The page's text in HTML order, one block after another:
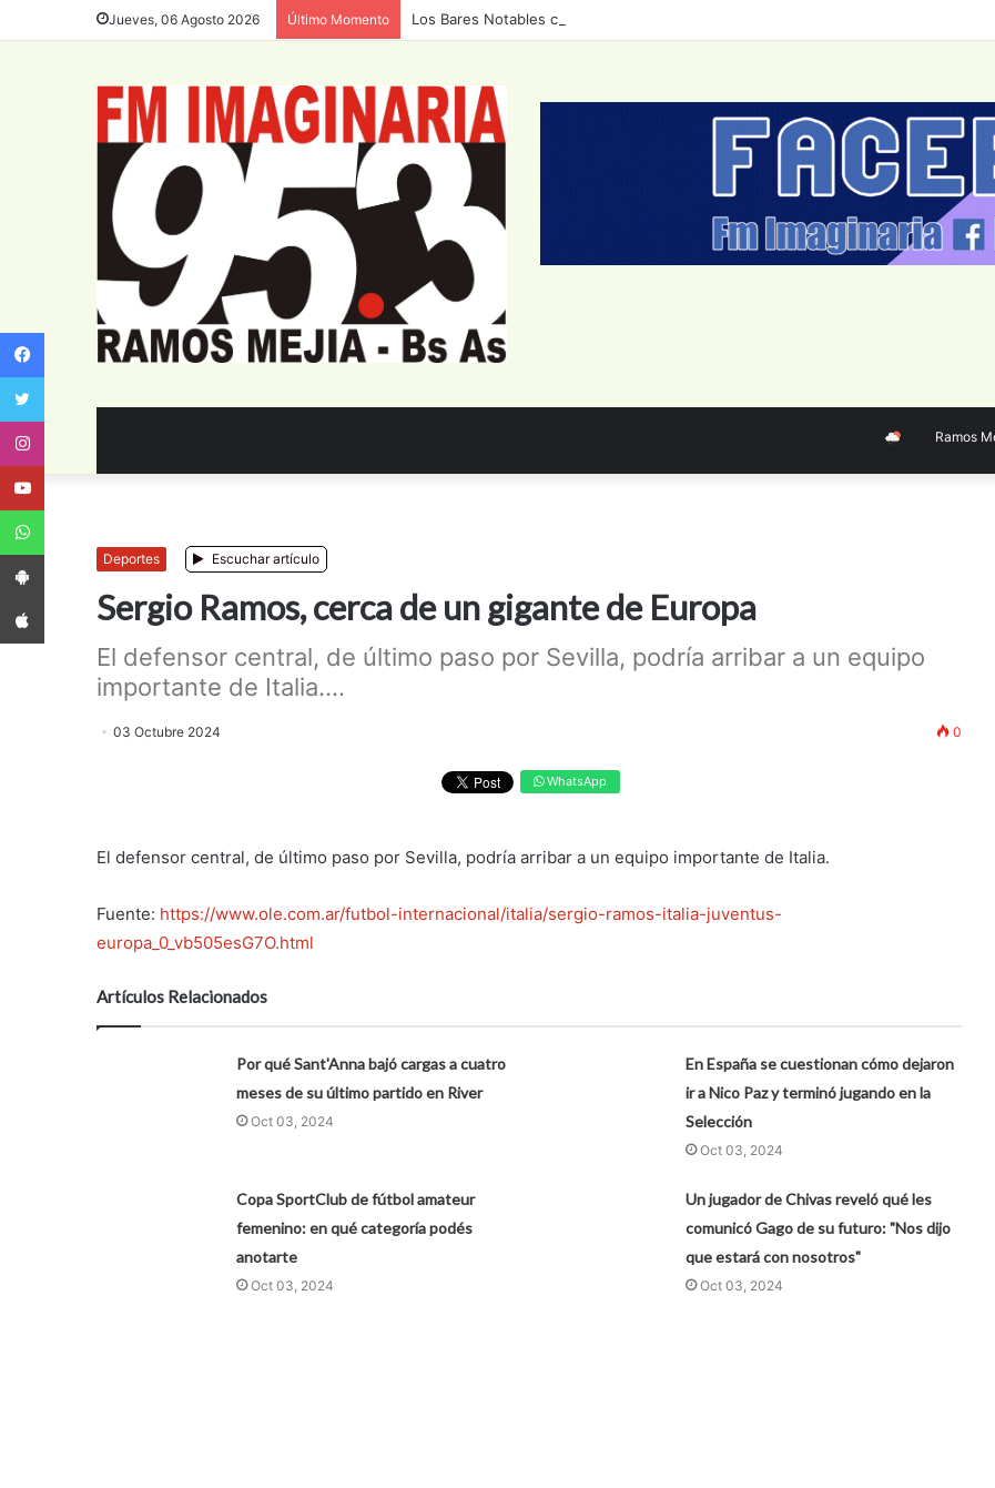
Jueves, 06 Agosto 2026 Último Momento Los Bares Notables celebran el tango con un ciclo de conciertos durante agosto
Ramos Mejía
Deportes Escuchar artículo
Sergio Ramos, cerca de un gigante de Europa
El defensor central, de último paso por Sevilla, podría arribar a un equipo
importante de Italia....
03 Octubre 2024 0
WhatsApp
El defensor central, de último paso por Sevilla, podría arribar a un equipo importante de Italia.
Fuente: https://www.ole.com.ar/futbol-internacional/italia/sergio-ramos-italia-juventus-
europa_0_vb505esG7O.html
Artículos Relacionados
Por qué Sant'Anna bajó cargas a cuatro
meses de su último partido en River
Oct 03, 2024
En España se cuestionan cómo dejaron
ir a Nico Paz y terminó jugando en la
Selección
Oct 03, 2024
Copa SportClub de fútbol amateur
femenino: en qué categoría podés
anotarte
Oct 03, 2024
Un jugador de Chivas reveló qué les
comunicó Gago de su futuro: "Nos dijo
que estará con nosotros"
Oct 03, 2024
Facebook
App Android